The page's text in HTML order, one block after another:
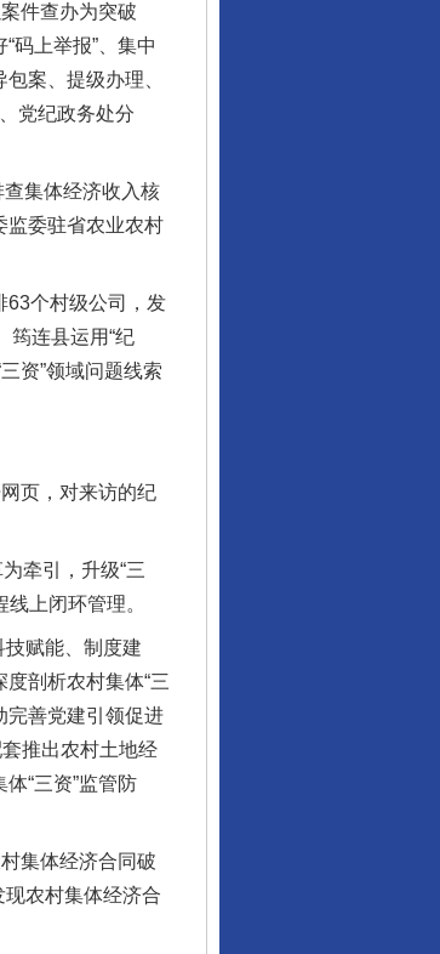
件查办为突破
码上举报”、集中
案、提级办理、
党纪政务处分
集体经济收入核
监委驻省农业农村
个村级公司，发
筠连县运用“纪
资”领域问题线索
页，对来访的纪
牵引，升级“三
上闭环管理。
赋能、制度建
剖析农村集体“三
完善党建引领促进
推出农村土地经
“三资”监管防
集体经济合同破
农村集体经济合